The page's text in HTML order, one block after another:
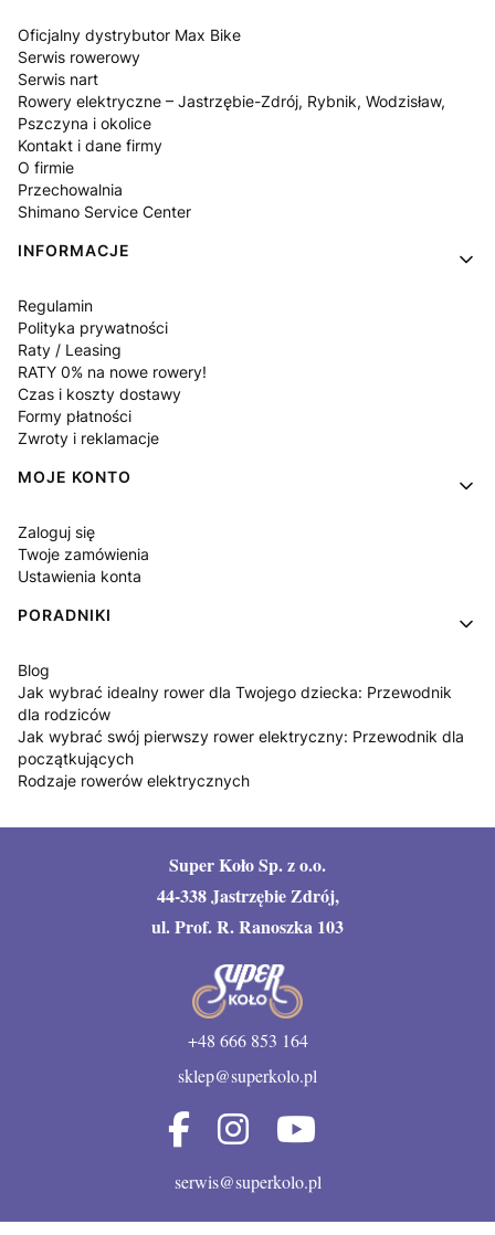
Oficjalny dystrybutor Max Bike
Serwis rowerowy
Serwis nart
Rowery elektryczne – Jastrzębie-Zdrój, Rybnik, Wodzisław,
Pszczyna i okolice
Kontakt i dane firmy
O firmie
Przechowalnia
Shimano Service Center
INFORMACJE
Regulamin
Polityka prywatności
Raty / Leasing
RATY 0% na nowe rowery!
Czas i koszty dostawy
Formy płatności
Zwroty i reklamacje
MOJE KONTO
Zaloguj się
Twoje zamówienia
Ustawienia konta
PORADNIKI
Blog
Jak wybrać idealny rower dla Twojego dziecka: Przewodnik
dla rodziców
Jak wybrać swój pierwszy rower elektryczny: Przewodnik dla
początkujących
Rodzaje rowerów elektrycznych
Super Koło Sp. z o.o.
44-338 Jastrzębie Zdrój,
ul. Prof. R. Ranoszka 103
+48 666 853 164
sklep@superkolo.pl
serwis@superkolo.pl